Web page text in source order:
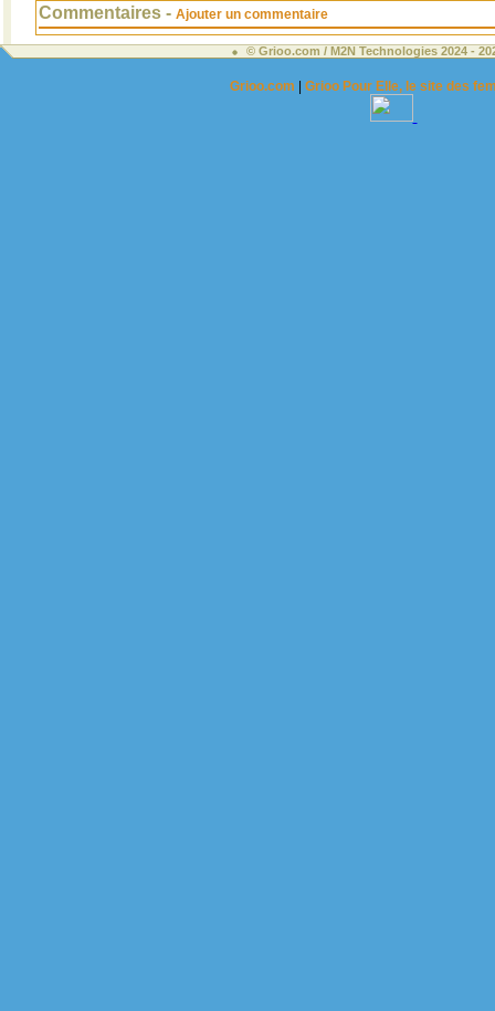
Commentaires - Ajouter un commentaire
© Grioo.com / M2N Technologies 2024 -
Grioo.com |Grioo Pour Elle, le site des